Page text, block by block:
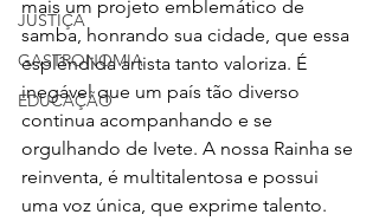
JUSTIÇA
GASTRONOMIA
EDUCAÇÃO
mais um projeto emblemático de
samba, honrando sua cidade, que essa
esplêndida artista tanto valoriza. É
inegável que um país tão diverso
continua acompanhando e se
orgulhando de Ivete. A nossa Rainha se
reinventa, é multitalentosa e possui
uma voz única, que exprime talento.